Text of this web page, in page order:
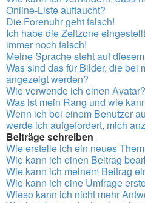
Online-Liste auftaucht?
Die Forenuhr geht falsch!
Ich habe die Zeitzone
immer noch falsch!
Meine Sprache steht auf
Was sind das für Bilder, die bei
angezeigt werden?
Wie verwende ich einen Avatar?
Was ist mein Rang und wie
Wenn ich bei einem Benutzer
werde ich aufgefordert, mich
Beiträge schreiben
Wie erstelle ich ein neues
Wie kann ich einen Beitrag
Wie kann ich meinem Beitrag
Wie kann ich eine Umfrage
Wieso kann ich nicht mehr